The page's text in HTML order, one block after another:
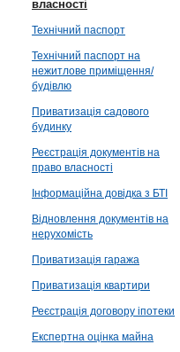
власності
Технічний паспорт
Технічний паспорт на
нежитлове приміщення/
будівлю
Приватизація садового
будинку
Реєстрація документів на
право власності
Інформаційна довідка з БТІ
Відновлення документів на
нерухомість
Приватизація гаража
Приватизація квартири
Реєстрація договору іпотеки
Експертна оцінка майна